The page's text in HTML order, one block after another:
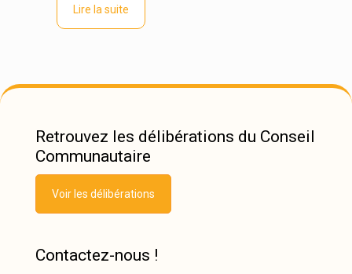
Lire la suite
Retrouvez les délibérations du Conseil
Communautaire
Voir les délibérations
Contactez-nous !